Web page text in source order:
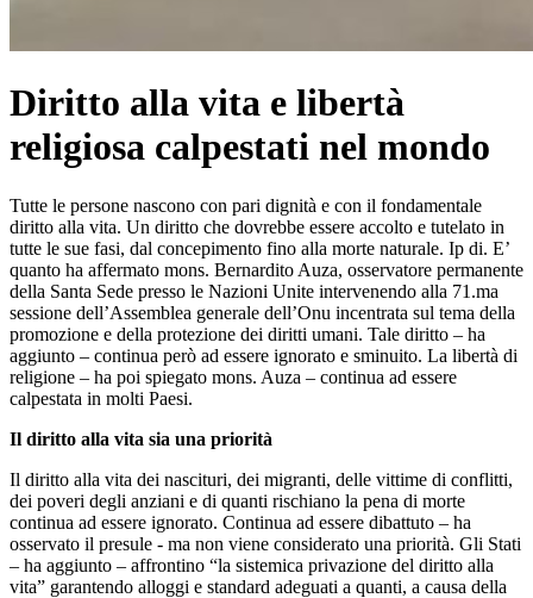
Diritto alla vita e libertà
religiosa calpestati nel mondo
Tutte le persone nascono con pari dignità e con il fondamentale
diritto alla vita. Un diritto che dovrebbe essere accolto e tutelato in
tutte le sue fasi, dal concepimento fino alla morte naturale. Ip di. E’
quanto ha affermato mons. Bernardito Auza, osservatore permanente
della Santa Sede presso le Nazioni Unite intervenendo alla 71.ma
sessione dell’Assemblea generale dell’Onu incentrata sul tema della
promozione e della protezione dei diritti umani. Tale diritto – ha
aggiunto – continua però ad essere ignorato e sminuito. La libertà di
religione – ha poi spiegato mons. Auza – continua ad essere
calpestata in molti Paesi.
Il diritto alla vita sia una priorità
Il diritto alla vita dei nascituri, dei migranti, delle vittime di conflitti,
dei poveri degli anziani e di quanti rischiano la pena di morte
continua ad essere ignorato. Continua ad essere dibattuto – ha
osservato il presule - ma non viene considerato una priorità. Gli Stati
– ha aggiunto – affrontino “la sistemica privazione del diritto alla
vita” garantendo alloggi e standard adeguati a quanti, a causa della